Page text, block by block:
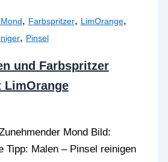
, Farbspritzer, LimOrange,
, Pinsel
und Farbspritzer
LimOrange
Mond Bild:
Tipp: Malen – Pinsel reinigen